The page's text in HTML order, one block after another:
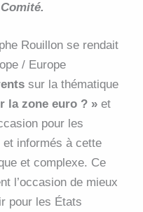
Rouillon se rendait
/ Europe
sur la thématique
la zone euro ? » et
pour les
et informés à cette
et complexe. Ce
l’occasion de mieux
pour les États